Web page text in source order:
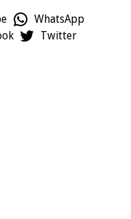
WhatsApp
Twitter